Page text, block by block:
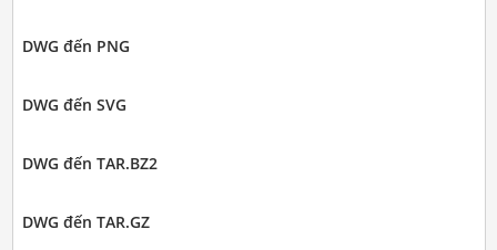
DWG đến PNG
DWG đến SVG
DWG đến TAR.BZ2
DWG đến TAR.GZ